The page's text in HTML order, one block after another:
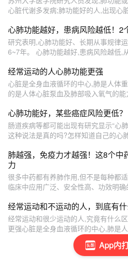
App内
心脏代谢多发病;肺功能好的人,出现心
心肺功能越好，患病风险越低！2
研究表明,心肺功能好、长期从事规律
6~7年。 心肺功能越好,患病风险越低,
经常运动的人心肺功能更强
心脏是全身血液循环的中心,肺是人体
的是人体心脏泵血及肺部吸入氧气的
心肺功能好，某些癌症风险更低？
肠道疾病等都可能出现有研究显示“心
这种说法是真的吗?怎样知道自己的心
肺越强，免疫力才越强！这8个中
力
很多中药都有养肺作用,但不是每种都
临床中应用广泛、安全性高、功效明确
经常运动和不运动的人，到底有什
经常运动和很少运动的人,究竟有什么
更强心脏是全身血液循环的中心,肺是